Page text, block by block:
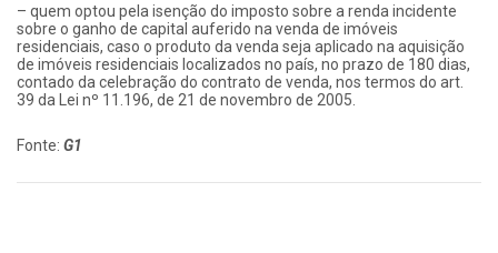
– quem optou pela isenção do imposto sobre a renda incidente
sobre o ganho de capital auferido na venda de imóveis
residenciais, caso o produto da venda seja aplicado na aquisição
de imóveis residenciais localizados no país, no prazo de 180 dias,
contado da celebração do contrato de venda, nos termos do art.
39 da Lei nº 11.196, de 21 de novembro de 2005.
Fonte: G1